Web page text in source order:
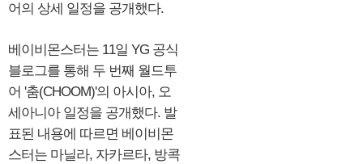
어의 상세 일정을 공개했다.
베이비몬스터는 11일 YG 공식
블로그를 통해 두 번째 월드투
어 '춤(CHOOM)'의 아시아, 오
세아니아 일정을 공개했다. 발
표된 내용에 따르면 베이비몬
스터는 마닐라, 자카르타, 방콕